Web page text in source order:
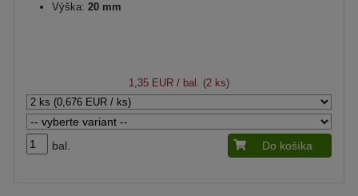
Výška: 20 mm
1,35 EUR / bal. (2 ks)
bal. Do košíka